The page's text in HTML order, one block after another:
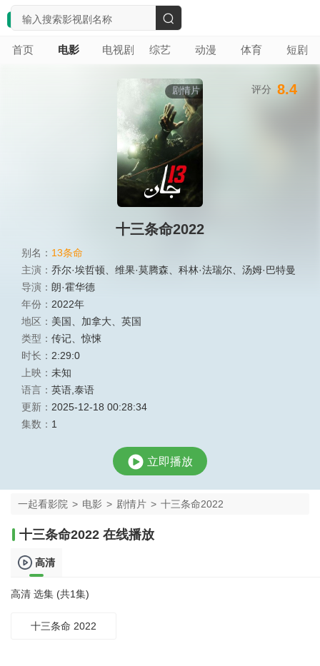
首页 电影 电视剧 综艺 动漫 体育 短剧
搜
索
剧情片
十三条命2022
别名： 13条命
主演： 乔尔·埃哲顿 维果·莫腾森 科林·法瑞尔
汤姆·巴特曼
导演： 朗·霍华德
年份： 2022年
地区： 美国 加拿大
英国
类型： 传记 、惊悚
时长： 2:29:0
上映： 未知
语言： 英语,泰语
更新： 2025-12-18 00:28:34
集数： 1
评分 8.4
立即播放
一起看影院 > 电影 > 剧情片 > 十三条命2022
十三条命2022 在线播放
高清
高清 选集 (共1集)
十三条命 2022